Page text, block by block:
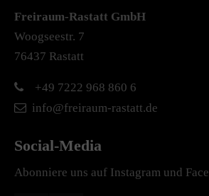
Freiraum-Rastatt GmbH
Woogseestr. 7
76437 Rastatt
+49 7222 968 860 6
info@freiraum-rastatt.de
Social-Media
Abonniere uns auf Instagram und